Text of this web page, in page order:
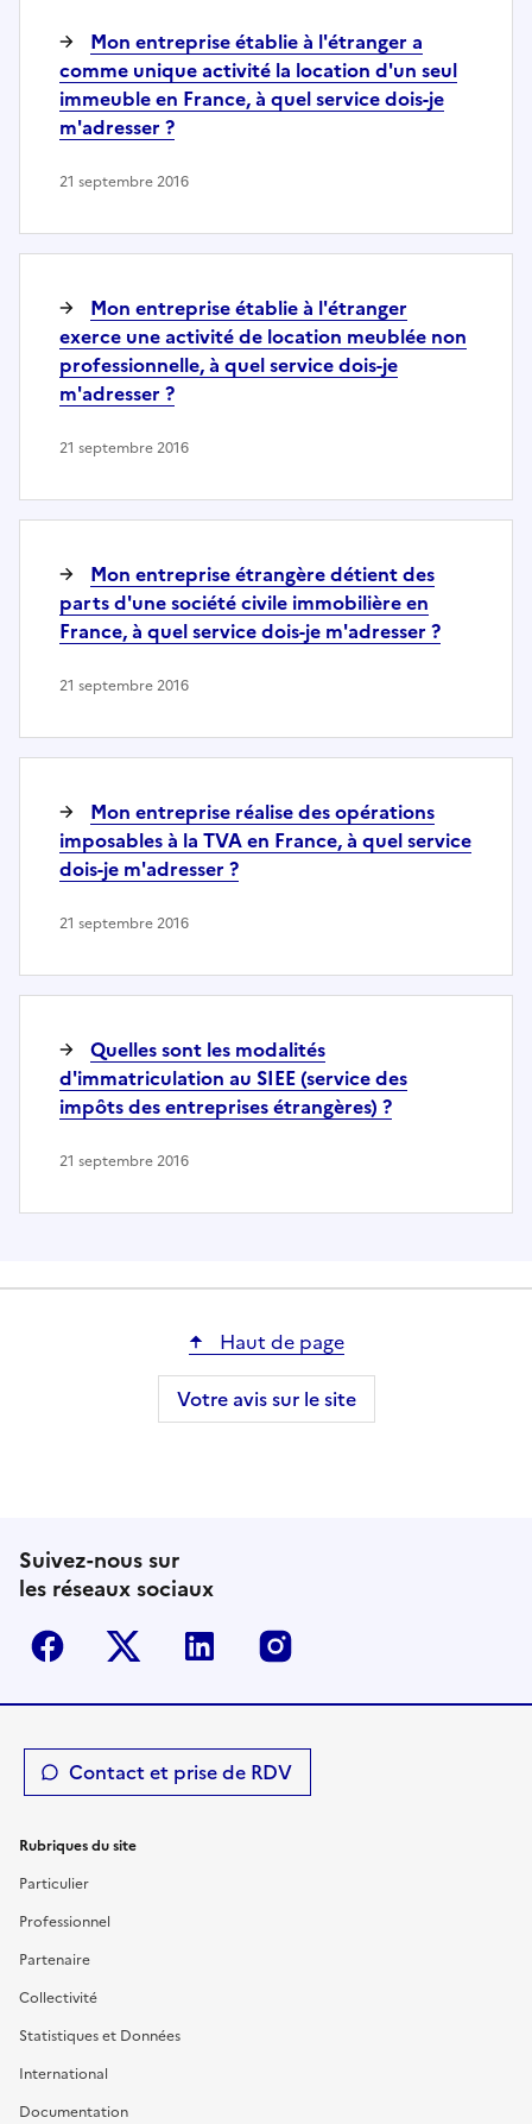
Mon entreprise établie à l'étranger a
comme unique activité la location d'un seul
immeuble en France, à quel service dois-je
m'adresser ?
21 septembre 2016
Mon entreprise établie à l'étranger
exerce une activité de location meublée non
professionnelle, à quel service dois-je
m'adresser ?
21 septembre 2016
Mon entreprise étrangère détient des
parts d'une société civile immobilière en
France, à quel service dois-je m'adresser ?
21 septembre 2016
Mon entreprise réalise des opérations
imposables à la TVA en France, à quel service
dois-je m'adresser ?
21 septembre 2016
Quelles sont les modalités
d'immatriculation au SIEE (service des
impôts des entreprises étrangères) ?
21 septembre 2016
Haut de page
Votre avis sur le site
Suivez-nous sur
les réseaux sociaux
Facebook Twitter-X Linkedin
Contact et prise de RDV
Rubriques du site
Particulier
Professionnel
Partenaire
Collectivité
Statistiques et Données
International
Documentation